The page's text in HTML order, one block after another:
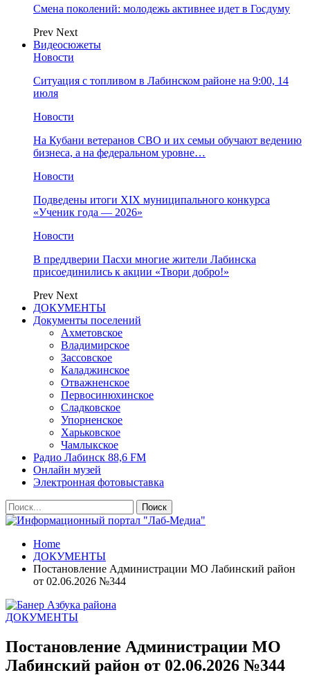
Смена поколений: молодежь активнее идет в Госдуму
Prev Next
Видеосюжеты
Новости
Ситуация с топливом в Лабинском районе на 9:00, 14
июля
Новости
На Кубани ветеранов СВО и их семьи обучают ведению
бизнеса, а на федеральном уровне…
Новости
Подведены итоги XIX муниципального конкурса
«Ученик года — 2026»
Новости
В преддверии Пасхи многие жители Лабинска
присоединились к акции «Твори добро!»
Prev Next
ДОКУМЕНТЫ
Документы поселений
Ахметовское
Владимирское
Зассовское
Каладжинское
Отважненское
Первосинюхинское
Сладковское
Упорненское
Харьковское
Чамлыкское
Радио Лабинск 88,6 FM
Онлайн музей
Электронная фотовыставка
Home
ДОКУМЕНТЫ
Постановление Администрации МО Лабинский район
от 02.06.2026 №344
ДОКУМЕНТЫ
Постановление Администрации МО
Лабинский район от 02.06.2026 №344